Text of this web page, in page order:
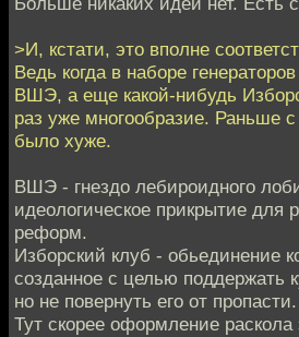
>И, кстати, это вполне
Ведь когда в наборе
ВШЭ, а еще какой-нибудь
раз уже многообразие. Раньше
было хуже.
ВШЭ - гнездо лебироидного
идеологическое прикрытие для
реформ.
Изборский клуб - обьединение
созданное с целью поддержать
но не повернуть его от пропасти.
Тут скорее оформление